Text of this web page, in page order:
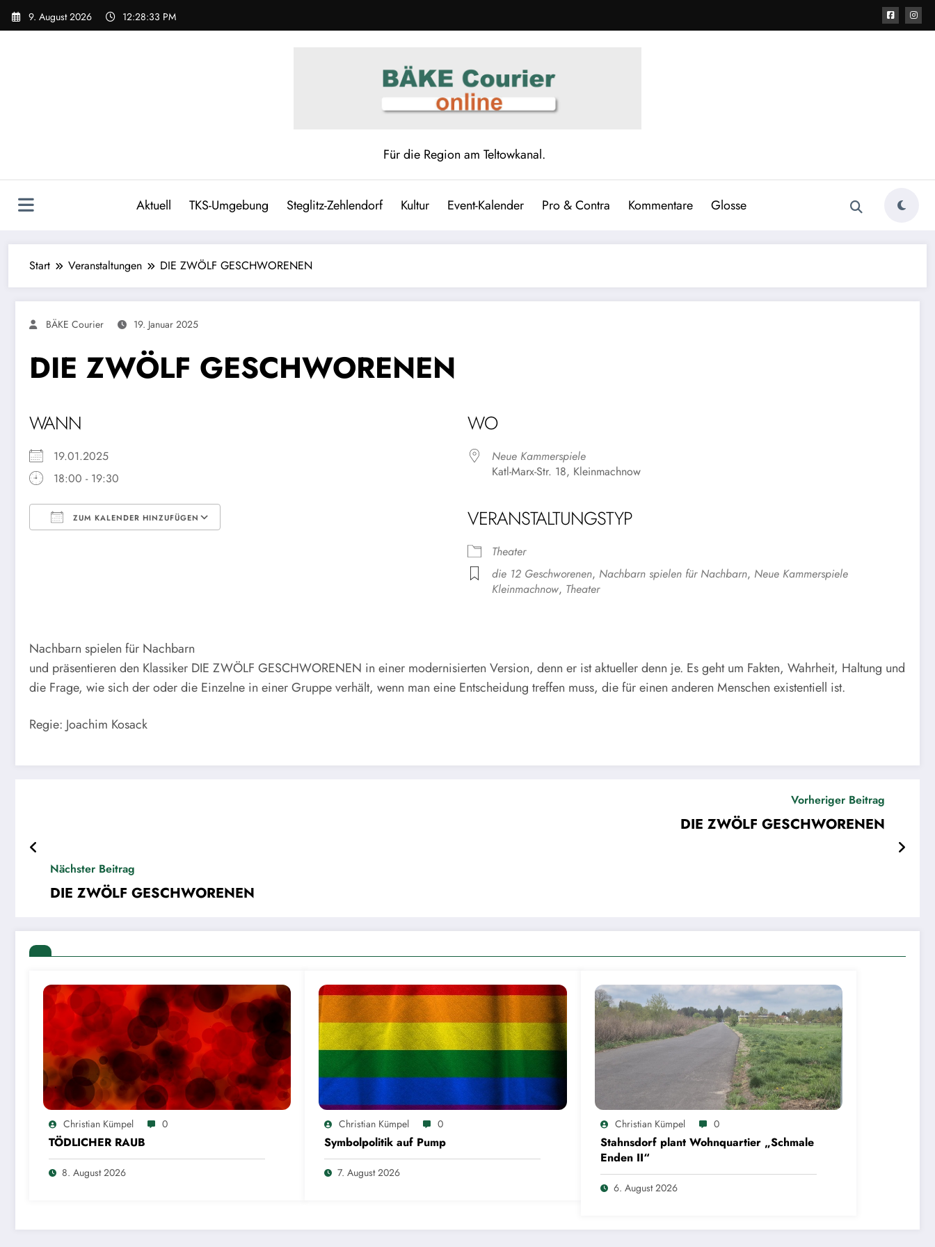
Zum
Inhalt
9. August 2026 12:28:34 PM
Für die Region am Teltowkanal.
Aktuell TKS-Umgebung Steglitz-Zehlendorf Kultur Event-Kalender Pro & Contra Kommentare Glosse
Start Veranstaltungen DIE ZWÖLF GESCHWORENEN
BÄKE Courier 19. Januar 2025
DIE ZWÖLF GESCHWORENEN
WANN
19.01.2025
18:00 - 19:30
ZUM KALENDER HINZUFÜGEN
WO
Neue Kammerspiele
Katl-Marx-Str. 18, Kleinmachnow
VERANSTALTUNGSTYP
Theater
die 12 Geschworenen, Nachbarn spielen für Nachbarn, Neue Kammerspiele
Kleinmachnow, Theater
Nachbarn spielen für Nachbarn
und präsentieren den Klassiker DIE ZWÖLF GESCHWORENEN in einer modernisierten Version, denn er ist aktueller denn je. Es geht um Fakten, Wahrheit, Haltung und
die Frage, wie sich der oder die Einzelne in einer Gruppe verhält, wenn man eine Entscheidung treffen muss, die für einen anderen Menschen existentiell ist.
Regie: Joachim Kosack
Vorheriger Beitrag
DIE ZWÖLF GESCHWORENEN
Nächster Beitrag
DIE ZWÖLF GESCHWORENEN
Christian Kümpel 0
TÖDLICHER RAUB
8. August 2026
Christian Kümpel 0
Symbolpolitik auf Pump
7. August 2026
Christian Kümpel 0
Stahnsdorf plant Wohnquartier „Schmale
Enden II“
6. August 2026